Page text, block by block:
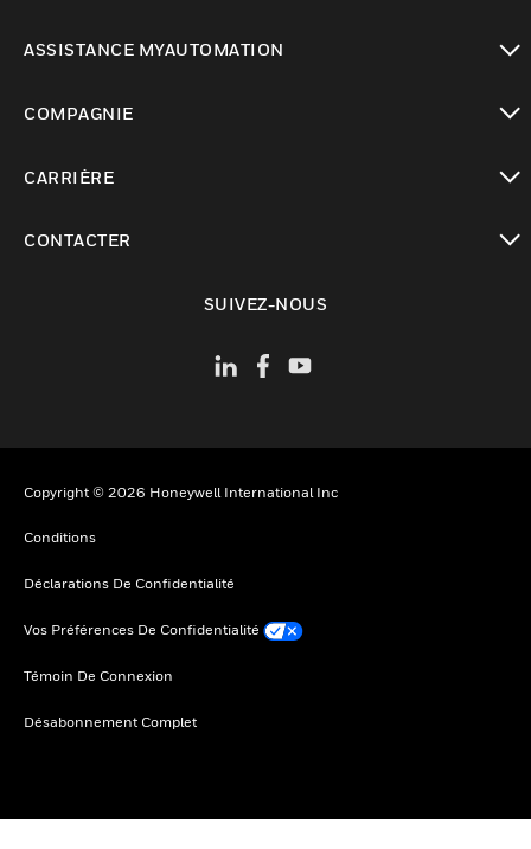
ASSISTANCE MYAUTOMATION
COMPAGNIE
CARRIÈRE
CONTACTER
SUIVEZ-NOUS
Copyright © 2026 Honeywell International Inc
Conditions
Déclarations De Confidentialité
Vos Préférences De Confidentialité
Témoin De Connexion
Désabonnement Complet